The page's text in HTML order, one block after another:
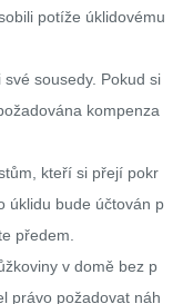
potíže úklidovému
sousedy. Pokud si
kompenza
kteří si přejí pokr
úklidu bude účtován p
předem.
v domě bez p
právo požadovat náh